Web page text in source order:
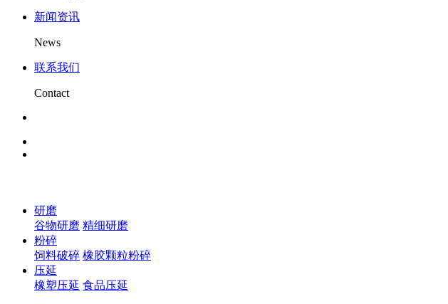
新闻资讯
News
联系我们
Contact
研磨
谷物研磨 精细研磨
粉碎
饲料破碎 橡胶颗粒粉碎
压延
橡塑压延 食品压延